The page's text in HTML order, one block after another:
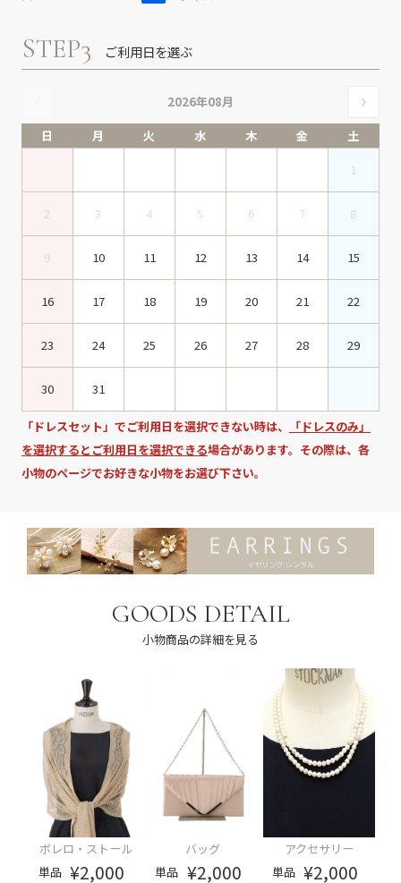
STEP3 ご利用日を選ぶ
2026年08月
日
月 火 水 木 金
土
1
2 3 4 5 6 7 8
9 10 11 12 13 14 15
16 17 18 19 20 21 22
23 24 25 26 27 28 29
30 31
「ドレスセット」でご利用日を選択できない時は、
「ドレスのみ」
を選択するとご利用日を選択できる場合があります。その際は、各
小物のページでお好きな小物をお選び下さい。
GOODS DETAIL
小物商品の詳細を見る
ボレロ・ストール
単品 ¥2,000
バッグ
単品 ¥2,000
アクセサリー
単品 ¥2,000